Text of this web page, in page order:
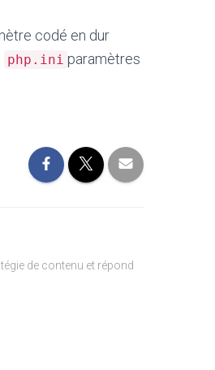
codé en dur
php.ini paramètres
de contenu et répond